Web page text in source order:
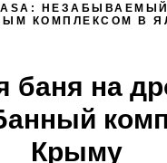
КОМПЛЕКСОМ В
баня на
Крыму